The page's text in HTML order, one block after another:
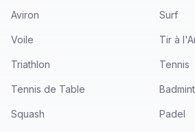
Aviron Surf
Voile Tir à
Triathlon Tennis
Tennis de Table
Squash Padel